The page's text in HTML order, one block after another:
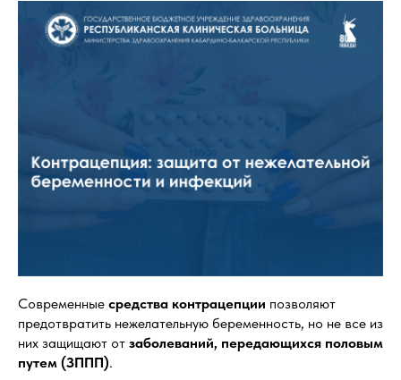
Современные средства контрацепции позволяют
предотвратить нежелательную беременность, но не все из
них защищают от заболеваний, передающихся половым
путем (ЗППП).